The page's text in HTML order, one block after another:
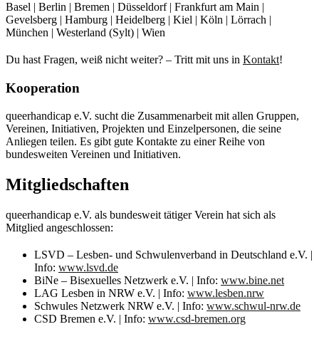
Basel | Berlin | Bremen | Düsseldorf | Frankfurt am Main |
Gevelsberg | Hamburg | Heidelberg | Kiel | Köln | Lörrach |
München | Westerland (Sylt) | Wien
Du hast Fragen, weiß nicht weiter? – Tritt mit uns in Kontakt!
Kooperation
queerhandicap e.V. sucht die Zusammenarbeit mit allen Gruppen,
Vereinen, Initiativen, Projekten und Einzelpersonen, die seine
Anliegen teilen. Es gibt gute Kontakte zu einer Reihe von
bundesweiten Vereinen und Initiativen.
Mitgliedschaften
queerhandicap e.V. als bundesweit tätiger Verein hat sich als
Mitglied angeschlossen:
LSVD – Lesben- und Schwulenverband in Deutschland e.V. |
Info: www.lsvd.de
BiNe – Bisexuelles Netzwerk e.V. | Info: www.bine.net
LAG Lesben in NRW e.V. | Info: www.lesben.nrw
Schwules Netzwerk NRW e.V. | Info: www.schwul-nrw.de
CSD Bremen e.V. | Info: www.csd-bremen.org